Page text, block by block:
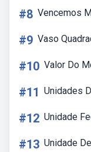
#8 Vencemos
#9 Vaso
#10 Valor Do
#11 Unidades
#12 Unidade
#13 Unidade